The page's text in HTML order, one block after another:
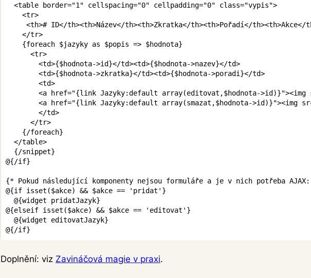
<table border="1 " cellspacing="0" cellpadding="0" class="vypis">
<tr>
<th># ID</th><th>Název</th><th>Zkratka</th><th>Pořadí</th><th>Akce</
</tr>
{foreach $jazyky as $popis => $hodnota}
<tr>
<td>{$hodnota->id}</td><td>{$hodnota->nazev}</td>
<td>{$hodnota->zkratka}</td><td>{$hodnota->poradi }</td>
<td>
<a href="{link Jazyky:default array(editovat ,$hodnota->id )}"><img
<a href="{link Jazyky:default array(smazat ,$hodnota->id )}"><img
</td>
</tr>
{/foreach}
</table>
{/snippet}
@{/if}
{* Pokud následující komponenty nejsou formuláře a je v nich potřeba
@{if isset ($akce) && $akce == 'pridat' }
  @
{widget pridatJazyk}
@{elseif isset ($akce) && $akce == 'editovat' }
  @
{widget editovatJazyk}
@{/if}
Doplnění: viz Zavináčová magie v praxi.